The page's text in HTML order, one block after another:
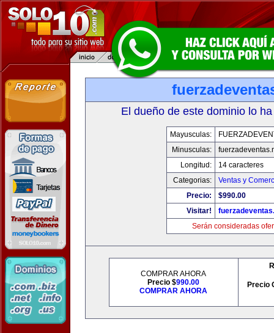
El dueño de este dominio lo
Mayusculas:
Minusculas:
Longitud:
14 caracteres
Categorias:
Ventas y
Precio:
$990.00
Visitar!
Serán consideradas
COMPRAR AHORA
Precio $990.00
COMPRAR AHORA
Precio